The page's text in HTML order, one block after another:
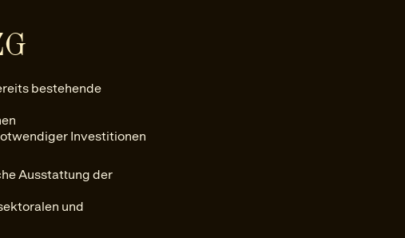
bestehende
Investitionen
Ausstattung der
und